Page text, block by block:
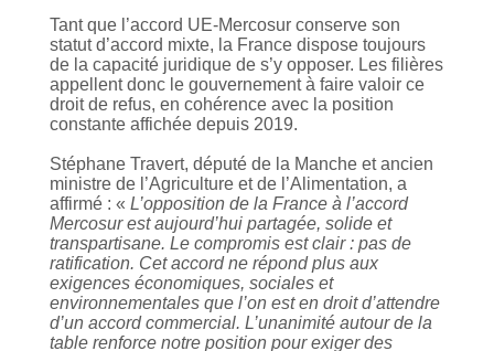
Tant que l’accord UE-Mercosur conserve son
statut d’accord mixte, la France dispose toujours
de la capacité juridique de s’y opposer. Les filières
appellent donc le gouvernement à faire valoir ce
droit de refus, en cohérence avec la position
constante affichée depuis 2019.
Stéphane Travert, député de la Manche et ancien
ministre de l’Agriculture et de l’Alimentation, a
affirmé : « L’opposition de la France à l’accord
Mercosur est aujourd’hui partagée, solide et
transpartisane. Le compromis est clair : pas de
ratification. Cet accord ne répond plus aux
exigences économiques, sociales et
environnementales que l’on est en droit d’attendre
d’un accord commercial. L’unanimité autour de la
table renforce notre position pour exiger des